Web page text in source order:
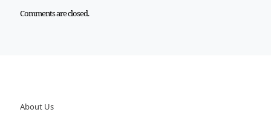
Comments are closed.
About Us